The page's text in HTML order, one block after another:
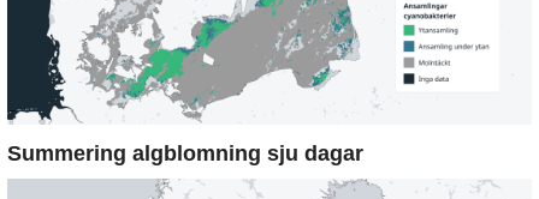
Summering algblomning sju dagar